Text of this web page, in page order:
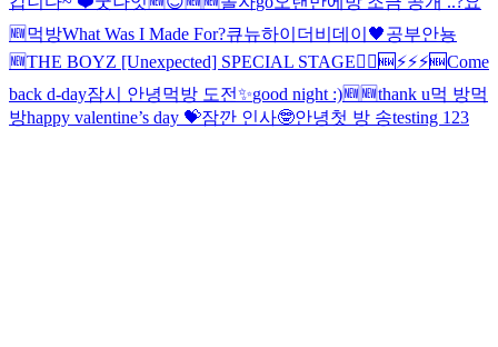
🆕먹방What Was I Made For?큐뉴하이 더비데이🖤공부안뇽
🆕THE BOYZ [Unexpected] SPECIAL STAGE🏃‍♂️🆕 ⚡️⚡️⚡️🆕Come
back d-day잠시 안녕먹방 도전✨good night :)🆕 🆕thank u먹 방먹
방happy valentine’s day 💝잠깐 인사🤓안녕첫 방 송testing 123